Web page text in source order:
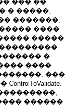
��� ��
� �����,
�������,
����
�����
�
����
���
������